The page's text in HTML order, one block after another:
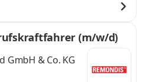
(m/w/d)
GmbH & Co. KG